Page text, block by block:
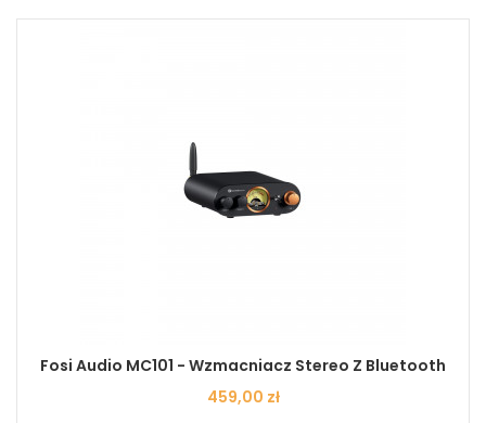
Fosi Audio MC101 - Wzmacniacz Stereo Z Bluetooth
Cena
459,00 zł